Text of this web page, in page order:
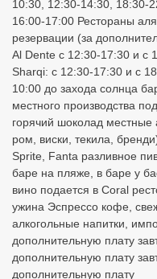
10:30, 12:30-14:30, 18:30-
16:00-17:00 Рестораны
резервации (за
Al Dente с 12:30-17:30 и с
Sharqi: с 12:30-17:30 и с
10:00 до захода солнца
местного производства
горячий шоколад местные
ром, виски, текила,
Sprite, Fanta разливное
баре на пляже, в баре у
вино подается в Coral
ужина Эспрессо кофе,
алкогольные напитки,
дополнительную плату
дополнительную плату
дополнительную плату